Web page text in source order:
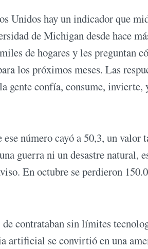
Unidos hay un indicador que
de Michigan desde hace
de hogares y les preguntan
los próximos meses. Las
gente confía, consume, invierte,
número cayó a 50,3, un
guerra ni un desastre natural,
En octubre se perdieron
de contrataban sin límites
artificial se convirtió en una